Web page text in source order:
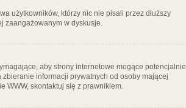
użytkowników, którzy nic nie pisali przez dłuższy
zaangażowanym w dyskusje.
aby strony internetowe mogące potencjalnie
informacji prywatnych od osoby mającej
WWW, skontaktuj się z prawnikiem.